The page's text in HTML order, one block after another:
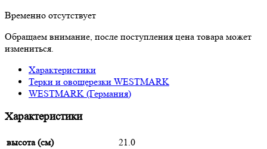
Временно отсутствует
Обращаем внимание, после поступления цена товара может
измениться.
Характеристики
Терки и овощерезки WESTMARK
WESTMARK (Германия)
Характеристики
высота (см)
21.0